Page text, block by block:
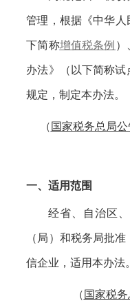
管理，根据 《中华
下简称增值税条例 ）
办法》（以下简称试
规定，制定本办法。
（ 国家税务总局公
一、适用范围
经省、自治区
（局）和税务局批
信企业，适用本办法。
（ 国家税